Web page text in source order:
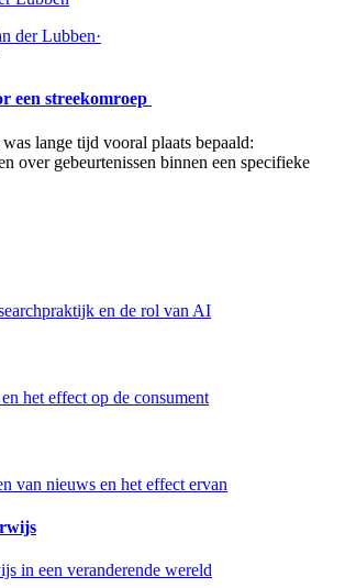
der Lubben·
een streekomroep
lange tijd vooral plaats bepaald:
over gebeurtenissen binnen een specifieke
en de rol van AI
het effect op de consument
van nieuws en het effect ervan
in een veranderende wereld